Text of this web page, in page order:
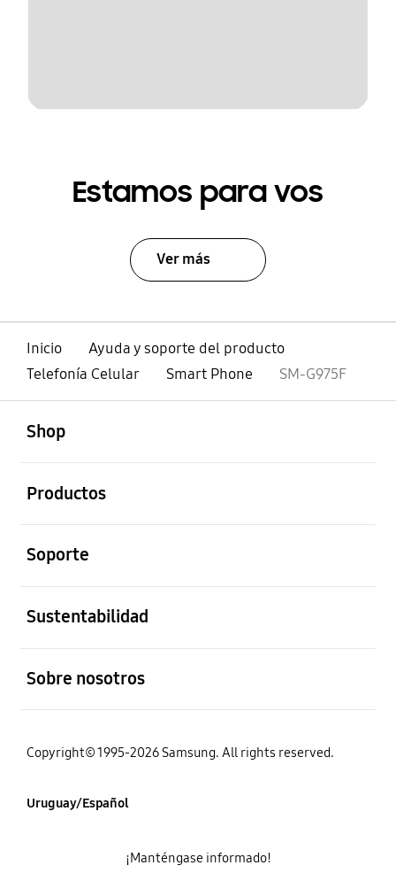
Estamos para vos
Ver más
Inicio
Ayuda y soporte del producto
Telefonía Celular
Smart Phone SM-G975F
Shop
Productos
Soporte
Sustentabilidad
Sobre nosotros
Copyright© 1995-2026 Samsung. All rights reserved.
Uruguay/Español
¡Manténgase informado!